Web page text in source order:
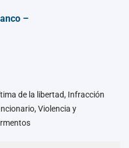
–
de la libertad, Infracción
Violencia y